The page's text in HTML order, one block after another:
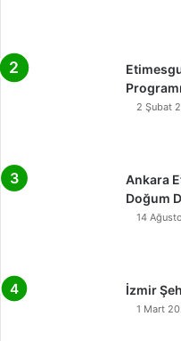
Programı
2 Şubat
Ankara
Doğum
14
İzmir
1 Mart